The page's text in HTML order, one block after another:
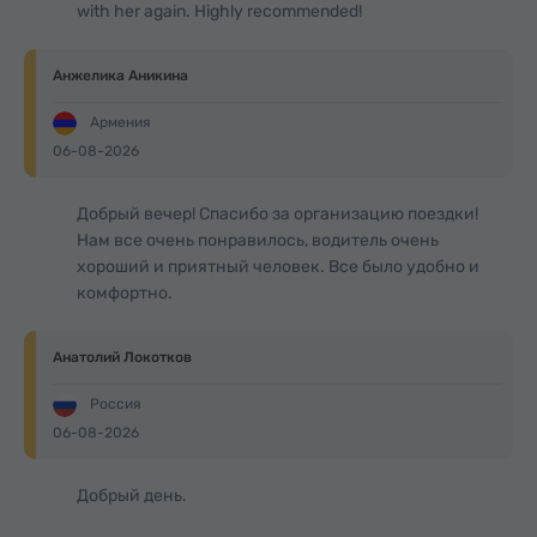
with her again. Highly recommended!
Анжелика Аникина
Армения
06-08-2026
Добрый вечер! Спасибо за организацию поездки!
Нам все очень понравилось, водитель очень
хороший и приятный человек. Все было удобно и
комфортно.
Анатолий Локотков
Россия
06-08-2026
Добрый день.